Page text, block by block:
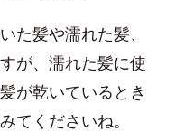
た髪や濡れた髪、
が、濡れた髪に使
が乾いているとき
てくださいね。